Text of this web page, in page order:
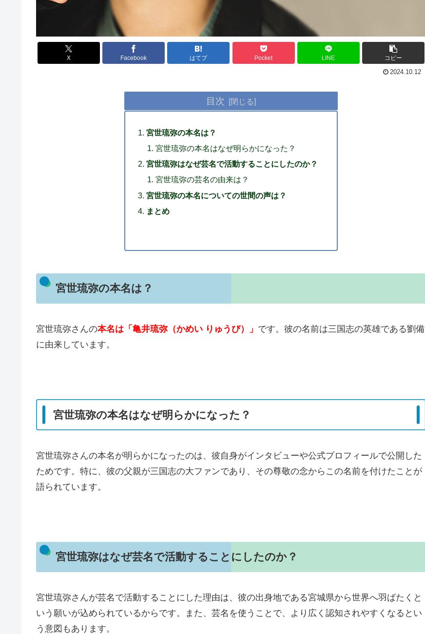
X Facebook はてブ Pocket LINE コピー
2024.10.12
目次
宮世琉弥の本名は？
宮世琉弥の本名はなぜ明らかになった？
宮世琉弥はなぜ芸名で活動することにしたのか？
宮世琉弥の芸名の由来は？
宮世琉弥の本名についての世間の声は？
まとめ
宮世琉弥の本名は？
宮世琉弥さんの本名は「亀井琉弥（かめい りゅうび）」 です。彼の名前は三国志の英雄である劉備
に由来しています。
宮世琉弥の本名はなぜ明らかになった？
宮世琉弥さんの本名が明らかになったのは、彼自身がインタビューや公式プロフィールで公開した
ためです。特に、彼の父親が三国志の大ファンであり、その尊敬の念からこの名前を付けたことが
語られています。
宮世琉弥はなぜ芸名で活動することにしたのか？
宮世琉弥さんが芸名で活動することにした理由は、彼の出身地である宮城県から世界へ羽ばたくと
いう願いが込められているからです。また、芸名を使うことで、より広く認知されやすくなるとい
う意図もあります。